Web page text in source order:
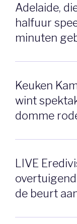
Adelaide,
halfuur
minuten
Keuken
wint
domme
LIVE
de beurt